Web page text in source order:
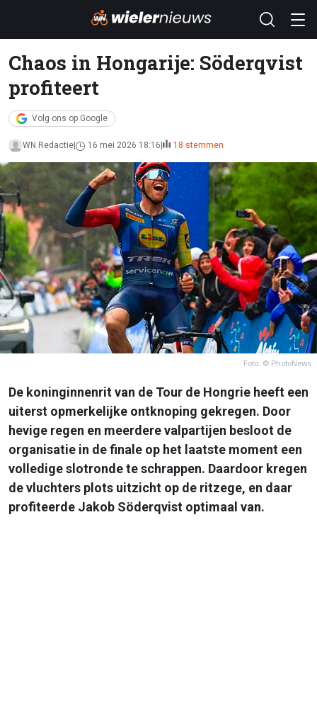
Chaos in Hongarije: Söderqvist
profiteert
Volg ons op Google
WN Redactie 16 mei 2026 18:16 18 stemmen
Foto: © PhotoNews
De koninginnenrit van de Tour de Hongrie heeft een
uiterst opmerkelijke ontknoping gekregen. Door
hevige regen en meerdere valpartijen besloot de
organisatie in de finale op het laatste moment een
volledige slotronde te schrappen. Daardoor kregen
de vluchters plots uitzicht op de ritzege, en daar
profiteerde Jakob Söderqvist optimaal van.